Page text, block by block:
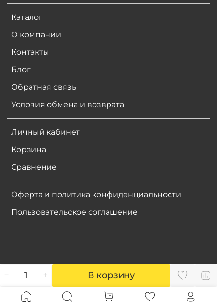
В корзину
Каталог
О компании
Контакты
Блог
Обратная связь
Условия обмена и возврата
Личный кабинет
Корзина
Сравнение
Оферта и политика конфиденциальности
Пользовательское соглашение